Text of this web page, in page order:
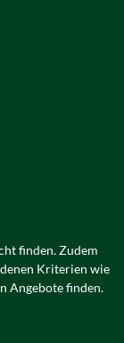
finden. Zudem
Kriterien wie
Angebote finden.